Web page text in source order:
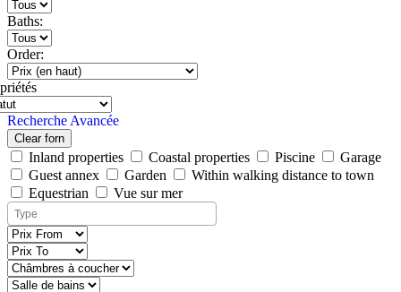
Baths:
Order:
Recherche Avancée
Clear forn
Inland properties Coastal properties Piscine
Garage
Guest annex
Garden
Within walking distance to town
Equestrian
Vue sur mer